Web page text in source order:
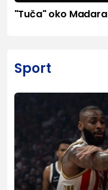
"Tuča" oko Madara
Sport